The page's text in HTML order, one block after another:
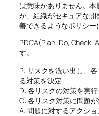
は意味がありません。
が、組織がセキュアな
善できるようなポリシー
PDCA(Plan, Do, Check,
す。
P: リスクを洗い出し、
る対策を決定
D: 各リスクの対策を実行
C: 各リスク対策に問題
A: 問題に対するアクシ